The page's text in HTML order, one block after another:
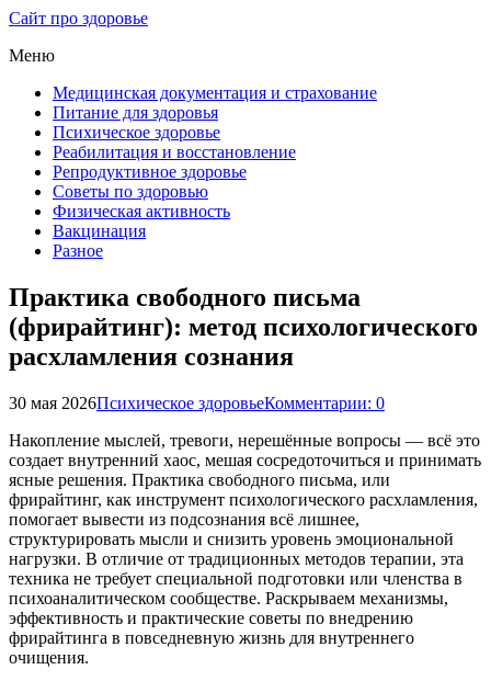
Сайт про здоровье
Меню
Медицинская документация и страхование
Питание для здоровья
Психическое здоровье
Реабилитация и восстановление
Репродуктивное здоровье
Советы по здоровью
Физическая активность
Вакцинация
Разное
Практика свободного письма
(фрирайтинг): метод психологического
расхламления сознания
30 мая 2026Психическое здоровьеКомментарии: 0
Накопление мыслей, тревоги, нерешённые вопросы — всё это
создает внутренний хаос, мешая сосредоточиться и принимать
ясные решения. Практика свободного письма, или
фрирайтинг, как инструмент психологического расхламления,
помогает вывести из подсознания всё лишнее,
структурировать мысли и снизить уровень эмоциональной
нагрузки. В отличие от традиционных методов терапии, эта
техника не требует специальной подготовки или членства в
психоаналитическом сообществе. Раскрываем механизмы,
эффективность и практические советы по внедрению
фрирайтинга в повседневную жизнь для внутреннего
очищения.